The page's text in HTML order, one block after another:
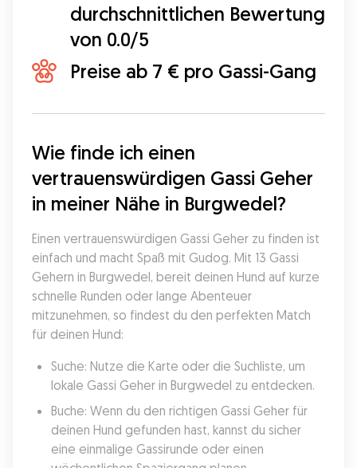
durchschnittlichen Bewertung
von 0.0/5
Preise ab 7 € pro Gassi-Gang
Wie finde ich einen
vertrauenswürdigen Gassi Geher
in meiner Nähe in Burgwedel?
Einen vertrauenswürdigen Gassi Geher zu finden ist
einfach und macht Spaß mit Gudog. Mit 13 Gassi
Gehern in Burgwedel, bereit deinen Hund auf kurze
schnelle Runden oder lange Abenteuer
mitzunehmen, so findest du den perfekten Match
für deinen Hund:
Suche: Nutze die Karte oder die Suchliste, um
lokale Gassi Geher in Burgwedel zu entdecken.
Buche: Wenn du den richtigen Gassi Geher für
deinen Hund gefunden hast, kannst du sicher
eine einmalige Gassirunde oder einen